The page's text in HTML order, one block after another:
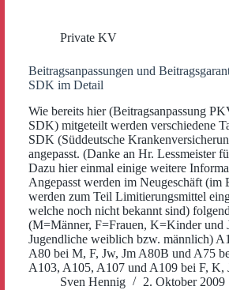
Private KV
Beitragsanpassungen und
SDK im Detail
Wie bereits hier (Beitragsanpassung
SDK) mitgeteilt werden verschiedene
SDK (Süddeutsche
angepasst. (Danke an Hr. Lessmeister
Dazu hier einmal einige weitere
Angepasst werden im Neugeschäft (im
werden zum Teil Limitierungsmittel
welche noch nicht bekannt sind)
(M=Männer, F=Frauen, K=Kinder und
Jugendliche weiblich bzw. männlich)
A80 bei M, F, Jw, Jm A80B und A75
A103, A105, A107 und A109 bei F,
Sven Hennig
2. Oktober 2009